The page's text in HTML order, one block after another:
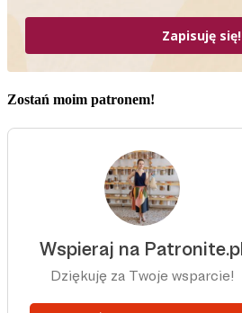
Zapisuję się!
Zostań moim patronem!